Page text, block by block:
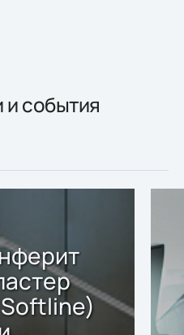
и события